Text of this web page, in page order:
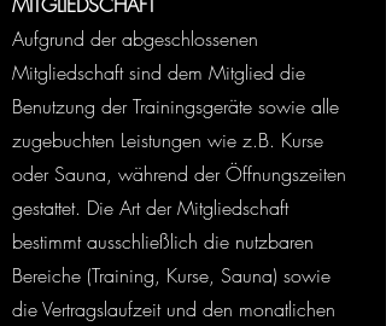
Aufgrund der abgeschlossenen
Mitgliedschaft sind dem Mitglied die
Benutzung der Trainingsgeräte sowie alle
zugebuchten Leistungen wie z.B. Kurse
oder Sauna, während der Öffnungszeiten
gestattet. Die Art der Mitgliedschaft
bestimmt ausschließlich die nutzbaren
Bereiche (Training, Kurse, Sauna) sowie
die Vertragslaufzeit und den monatlichen